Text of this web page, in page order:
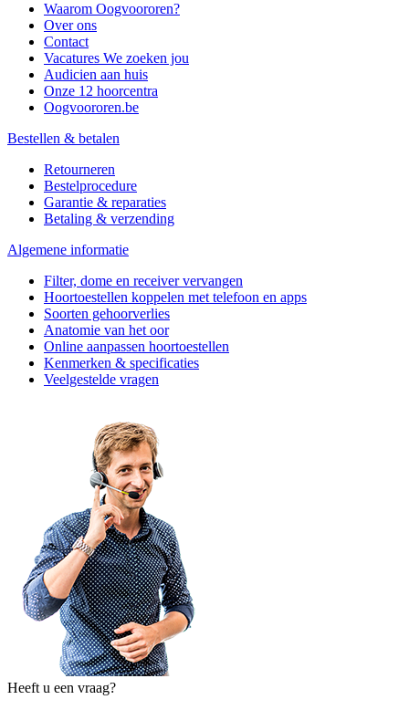
Waarom Oogvoororen?
Over ons
Contact
Vacatures We zoeken jou
Audicien aan huis
Onze 12 hoorcentra
Oogvoororen.be
Bestellen & betalen
Retourneren
Bestelprocedure
Garantie & reparaties
Betaling & verzending
Algemene informatie
Filter, dome en receiver vervangen
Hoortoestellen koppelen met telefoon en apps
Soorten gehoorverlies
Anatomie van het oor
Online aanpassen hoortoestellen
Kenmerken & specificaties
Veelgestelde vragen
Heeft u een vraag?